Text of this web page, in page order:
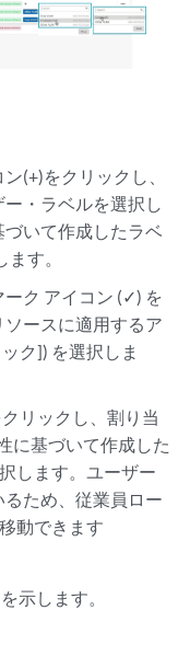
(+)をクリックし、
・ラベルを選択し
いて作成したラベ
す。
ク アイコン (✓) を
ースに適用するア
ク]) を選択しま
リックし、割り当
に基づいて作成した
します。ユーザー
ため、従業員ロー
動できます
示します。